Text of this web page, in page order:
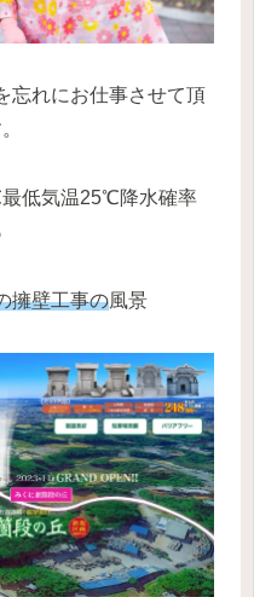
忘れにお仕事させて頂
低気温25℃降水確率
擁壁工事の風景